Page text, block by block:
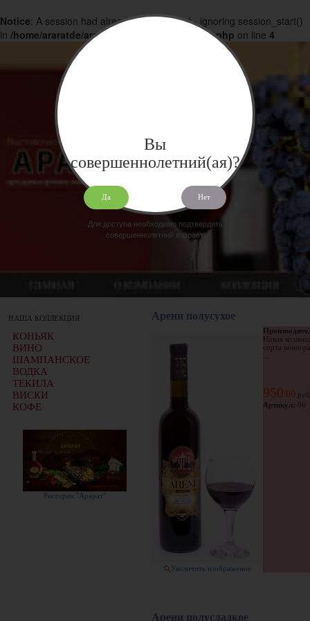
Notice: A session had already been started - ignoring session_start()
in /home/araratde/araratdeg.ru/docs/products.php on line 4
НАША КОЛЛЕКЦИЯ
КОНЬЯК
ВИНО
ШАМПАНСКОЕ
ВОДКА
ТЕКИЛА
ВИСКИ
КОФЕ
Ресторан "Арарат"
Арени полусухое
Увеличить изображение
Новая
сорта
950 00
Артикул: 06
Арени полусладкое
Вы
совершеннолетний(ая)?
Да Нет
Для доступа необходимо подтвердить
совершеннолетний возраст.